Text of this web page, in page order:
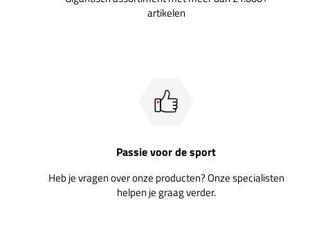
artikelen
Passie voor de sport
Heb je vragen over onze producten? Onze specialisten
helpen je graag verder.